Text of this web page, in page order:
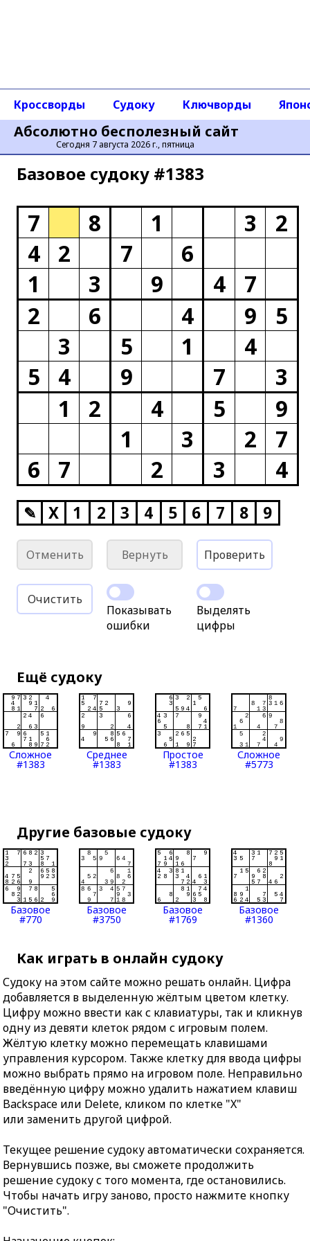
Абсолютно бесполезный сайт
Сегодня 7 августа 2026 г., пятница
Кроссворды Судоку Ключворды
Базовое cудоку #1383
7 8 1 3
2
4
2 7
6
1
3 9 4
7
2
6 4 9
5
3
5 1
4
5
4 9 7
3
1
2 4 5
9
1
3 2
7
6
7 2 3 4
✎ X 1 2 3 4 5 6 7 8 9
Отменить Вернуть Проверить
Очистить
Показывать
ошибки
Выделять
цифры
Ещё судоку
Сложное
#1383
Среднее
#1383
Простое
#1383
Сложное
#5773
Другие базовые судоку
Базовое
#770
Базовое
#3750
Базовое
#1769
Базовое
#1360
Как играть в онлайн судоку
Судоку на этом сайте можно решать онлайн. Цифра
добавляется в выделенную жёлтым цветом клетку.
Цифру можно ввести как с клавиатуры, так и кликнув
одну из девяти клеток рядом с игровым полем.
Жёлтую клетку можно перемещать клавишами
управления курсором. Также клетку для ввода цифры
можно выбрать прямо на игровом поле. Неправильно
введённую цифру можно удалить нажатием клавиш
Backspace или Delete, кликом по клетке "X"
или заменить другой цифрой.
Текущее решение судоку автоматически сохраняется.
Вернувшись позже, вы сможете продолжить
решение судоку с того момента, где остановились.
Чтобы начать игру заново, просто нажмите кнопку
"Очистить".